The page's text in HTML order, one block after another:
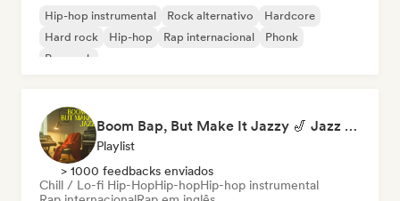
Hip-hop instrumental Rock alternativo
Hardcore
Hard rock
Hip-hop Rap internacional
Phonk
Pop rock
Boom Bap, But Make It Jazzy 🎷 Jazz Rap, Underground & Conscious Hip-Hop
Playlist
> 1000 feedbacks enviados
Chill / Lo-fi Hip-HopHip-hopHip-hop instrumental